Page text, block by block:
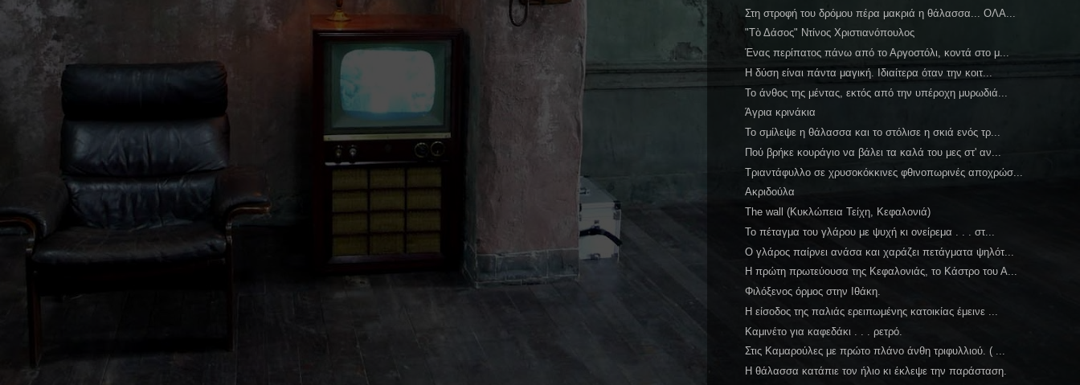
Στη στροφή του δρόμου πέρα μακριά η θάλασσα... ΟΛΑ...
"Τὸ Δάσος" Ντίνος Χριστιανόπουλος
Ένας περίπατος πάνω από το Αργοστόλι, κοντά στο μ...
Η δύση είναι πάντα μαγική. Ιδιαίτερα όταν την κοιτ...
Το άνθος της μέντας, εκτός από την υπέροχη μυρωδιά...
Άγρια κρινάκια
Το σμίλεψε η θάλασσα και το στόλισε η σκιά ενός τρ...
Πού βρήκε κουράγιο να βάλει τα καλά του μες στ' αν...
Τριαντάφυλλο σε χρυσοκόκκινες φθινοπωρινές αποχρώσ...
Ακριδούλα
The wall (Κυκλώπεια Τείχη, Κεφαλονιά)
Το πέταγμα του γλάρου με ψυχή κι ονείρεμα . . . στ...
Ο γλάρος παίρνει ανάσα και χαράζει πετάγματα ψηλότ...
Η πρώτη πρωτεύουσα της Κεφαλονιάς, το Κάστρο του Α...
Φιλόξενος όρμος στην Ιθάκη.
Η είσοδος της παλιάς ερειπωμένης κατοικίας έμεινε ...
Καμινέτο για καφεδάκι . . . ρετρό.
Στις Καμαρούλες με πρώτο πλάνο άνθη τριφυλλιού. ( ...
Η θάλασσα κατάπιε τον ήλιο κι έκλεψε την παράσταση.